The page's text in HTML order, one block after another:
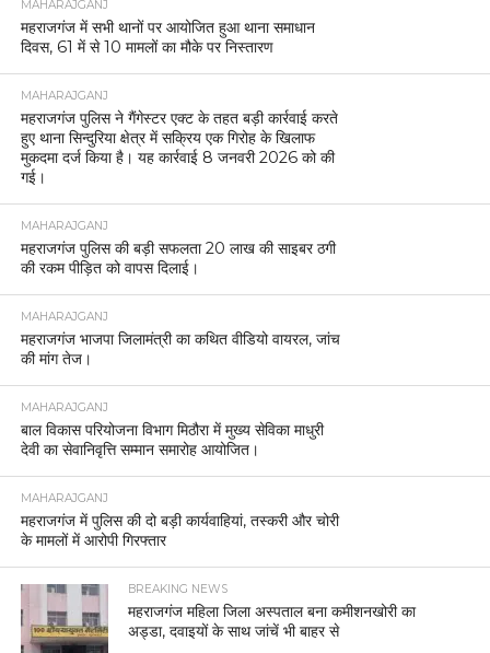
MAHARAJGANJ
महराजगंज में सभी थानों पर आयोजित हुआ थाना समाधान
दिवस, 61 में से 10 मामलों का मौके पर निस्तारण
MAHARAJGANJ
महराजगंज पुलिस ने गैंगेस्टर एक्ट के तहत बड़ी कार्रवाई करते
हुए थाना सिन्दुरिया क्षेत्र में सक्रिय एक गिरोह के खिलाफ
मुकदमा दर्ज किया है। यह कार्रवाई 8 जनवरी 2026 को की
गई।
MAHARAJGANJ
महराजगंज पुलिस की बड़ी सफलता 20 लाख की साइबर ठगी
की रकम पीड़ित को वापस दिलाई।
MAHARAJGANJ
महराजगंज भाजपा जिलामंत्री का कथित वीडियो वायरल, जांच
की मांग तेज।
MAHARAJGANJ
बाल विकास परियोजना विभाग मिठौरा में मुख्य सेविका माधुरी
देवी का सेवानिवृत्ति सम्मान समारोह आयोजित।
MAHARAJGANJ
महराजगंज में पुलिस की दो बड़ी कार्यवाहियां, तस्करी और चोरी
के मामलों में आरोपी गिरफ्तार
BREAKING NEWS
महराजगंज महिला जिला अस्पताल बना कमीशनखोरी का
अड्डा, दवाइयों के साथ जांचें भी बाहर से